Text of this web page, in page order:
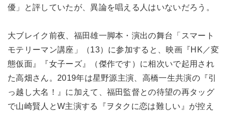
優」と評していたが、異論を唱える人はいないだろう。
大ブレイク前夜、福田雄一脚本・演出の舞台「スマート
モテリーマン講座」（13）に参加すると、映画『HK／変
態仮面』『女子ーズ』（傑作です）に相次いで起用され
た高畑さん。2019年は星野源主演、高橋一生共演の『引
っ越し大名！』に加えて、福田監督との待望の再タッグ
で山崎賢人とW主演する『ヲタクに恋は難しい』が控え